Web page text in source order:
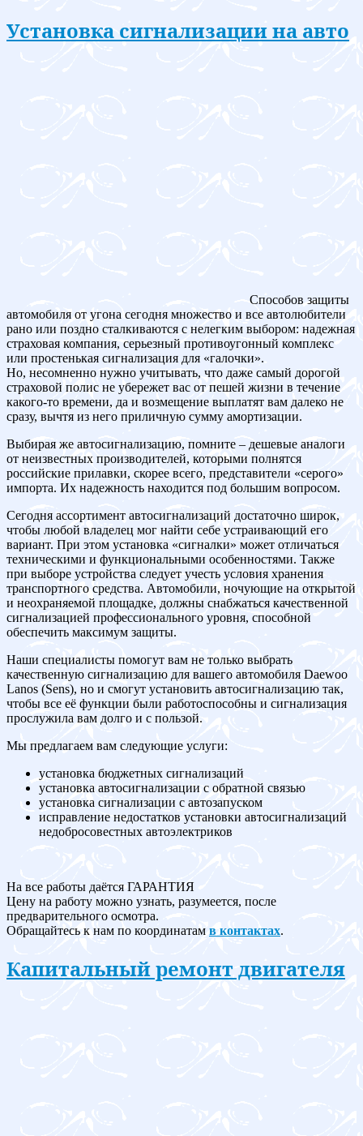
Установка сигнализации на авто
Способов защиты
автомобиля от угона сегодня множество и все автолюбители
рано или поздно сталкиваются с нелегким выбором: надежная
страховая компания, серьезный противоугонный комплекс
или простенькая сигнализация для «галочки».
Но, несомненно нужно учитывать, что даже самый дорогой
страховой полис не убережет вас от пешей жизни в течение
какого-то времени, да и возмещение выплатят вам далеко не
сразу, вычтя из него приличную сумму амортизации.
Выбирая же автосигнализацию, помните – дешевые аналоги
от неизвестных производителей, которыми полнятся
российские прилавки, скорее всего, представители «серого»
импорта. Их надежность находится под большим вопросом.
Сегодня ассортимент автосигнализаций достаточно широк,
чтобы любой владелец мог найти себе устраивающий его
вариант. При этом установка «сигналки» может отличаться
техническими и функциональными особенностями. Также
при выборе устройства следует учесть условия хранения
транспортного средства. Автомобили, ночующие на открытой
и неохраняемой площадке, должны снабжаться качественной
сигнализацией профессионального уровня, способной
обеспечить максимум защиты.
Наши специалисты помогут вам не только выбрать
качественную сигнализацию для вашего автомобиля Daewoo
Lanos (Sens), но и смогут установить автосигнализацию так,
чтобы все её функции были работоспособны и сигнализация
прослужила вам долго и с пользой.
Мы предлагаем вам следующие услуги:
установка бюджетных сигнализаций
установка автосигнализации с обратной связью
установка сигнализации с автозапуском
исправление недостатков установки автосигнализаций
недобросовестных автоэлектриков
На все работы даётся ГАРАНТИЯ
Цену на работу можно узнать, разумеется, после
предварительного осмотра.
Обращайтесь к нам по координатам в контактах.
Капитальный ремонт двигателя